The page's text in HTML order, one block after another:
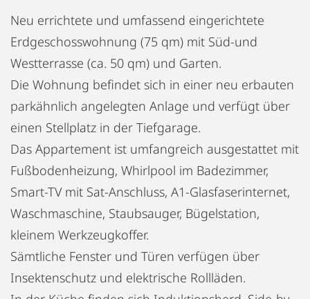
Neu errichtete und umfassend eingerichtete
Erdgeschosswohnung (75 qm) mit Süd-und
Westterrasse (ca. 50 qm) und Garten.
Die Wohnung befindet sich in einer neu erbauten
parkähnlich angelegten Anlage und verfügt über
einen Stellplatz in der Tiefgarage.
Das Appartement ist umfangreich ausgestattet mit
Fußbodenheizung, Whirlpool im Badezimmer,
Smart-TV mit Sat-Anschluss, A1-Glasfaserinternet,
Waschmaschine, Staubsauger, Bügelstation,
kleinem Werkzeugkoffer.
Sämtliche Fenster und Türen verfügen über
Insektenschutz und elektrische Rollläden.